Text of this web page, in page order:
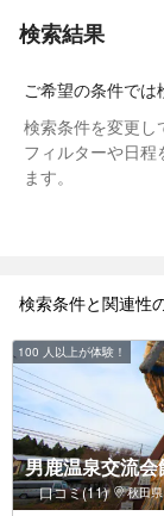
検索結果
ご希望の条件では
検索条件を変更し
フィルターや日
ます。
検索条件と関連性
100 人以上が体験！
男鹿温泉交流会
口コミ(11) 秋田